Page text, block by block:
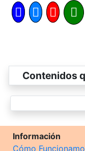
Contenidos
Información
Cómo